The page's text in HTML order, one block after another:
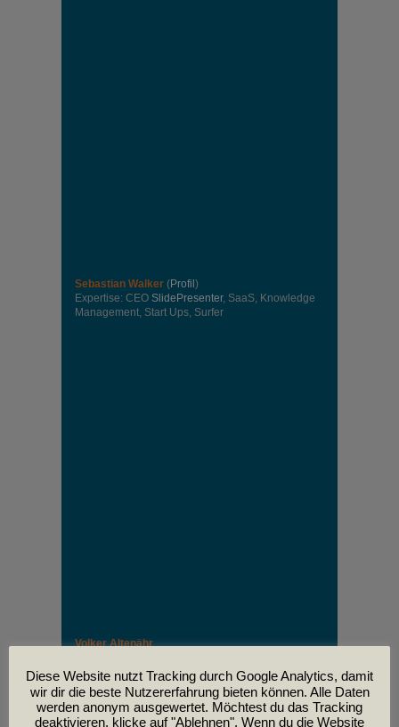
Sebastian Walker (Profil )
Expertise: CEO SlidePresenter, SaaS, Knowledge
Management, Start Ups, Surfer
Volker Altenähr
leider am
30. April im Alter von 81 Jahren verstorben.
Diese Website nutzt Tracking durch Google Analytics, damit
wir dir die beste Nutzererfahrung bieten können. Alle Daten
werden anonym ausgewertet. Möchtest du das Tracking
deaktivieren, klicke auf "Ablehnen". Wenn du die Website